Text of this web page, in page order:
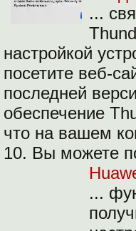
...
настройкой
посетите веб-
последней
обеспечение
что на вашем
10. Вы можете
...